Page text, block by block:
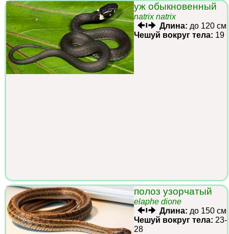
уж обыкновенный
natrix natrix
Длина: до 120 см
Чешуй вокруг тела: 19
полоз узорчатый
elaphe dione
Длина: до 150 см
Чешуй вокруг тела: 23-
28